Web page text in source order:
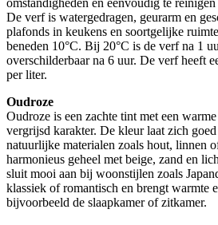
omstandigheden en eenvoudig te
De verf is watergedragen, geurarm en
plafonds in keukens en soortgelijke
beneden 10°C. Bij 20°C is de verf na 1
overschilderbaar na 6 uur. De verf heeft
per liter.
Oudroze
Oudroze is een zachte tint met een
vergrijsd karakter. De kleur laat zich
natuurlijke materialen zoals hout, linnen
harmonieus geheel met beige, zand en
sluit mooi aan bij woonstijlen zoals
klassiek of romantisch en brengt warmte
bijvoorbeeld de slaapkamer of zitkamer.